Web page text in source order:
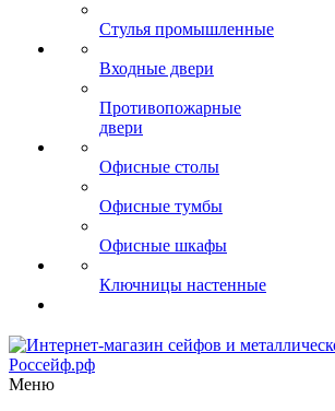
Стулья промышленные
Входные двери
Противопожарные
двери
Офисные столы
Офисные тумбы
Офисные шкафы
Ключницы настенные
Меню